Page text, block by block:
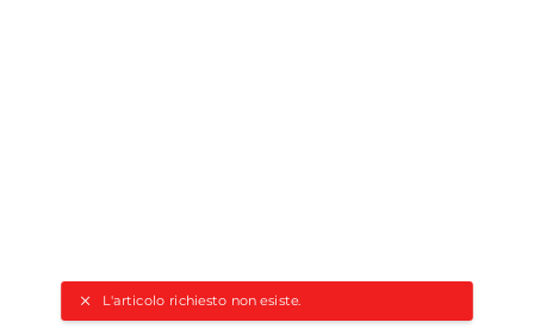
L'articolo richiesto non esiste.